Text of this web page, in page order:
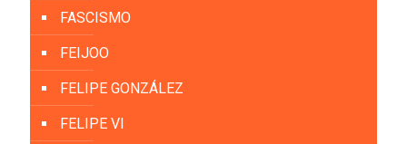
FASCISMO
FEIJOO
FELIPE GONZÁLEZ
FELIPE VI